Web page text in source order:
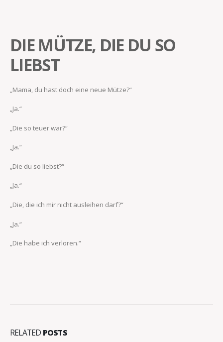
DIE MÜTZE, DIE DU SO
LIEBST
„Mama, du hast doch eine neue Mütze?“
„Ja.“
„Die so teuer war?“
„Ja.“
„Die du so liebst?“
„Ja.“
„Die, die ich mir nicht ausleihen darf?“
„Ja.“
„Die habe ich verloren.“
RELATED POSTS